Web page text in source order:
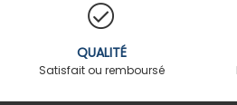
QUALITÉ
Satisfait ou remboursé